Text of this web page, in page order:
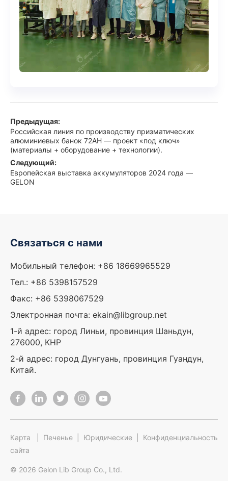
Предыдущая:
Российская линия по производству призматических
алюминиевых банок 72AH — проект «под ключ»
(материалы + оборудование + технологии).
Следующий:
Европейская выставка аккумуляторов 2024 года —
GELON
Связаться с нами
Мобильный телефон: +86 18669965529
Тел.: +86 5398157529
Факс: +86 5398067529
Электронная почта: ekain@libgroup.net
1-й адрес: город Линьи, провинция Шаньдун,
276000, КНР
2-й адрес: город Дунгуань, провинция Гуандун,
Китай.
© 2026 Gelon Lib Group Co., Ltd.
Карта
сайта
Печенье Юридические Конфиденциальность